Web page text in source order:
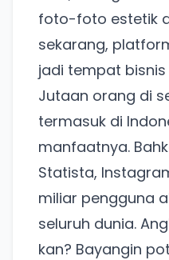
foto-foto estetik
sekarang,
jadi tempat
Jutaan orang di
termasuk di
manfaatnya.
Statista,
miliar pengguna
seluruh dunia.
kan? Bayangin